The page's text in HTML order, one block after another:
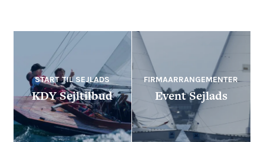
START TIL SEJLADS
KDY Sejltilbud
FIRMAARRANGEMENTER
Event Sejlads